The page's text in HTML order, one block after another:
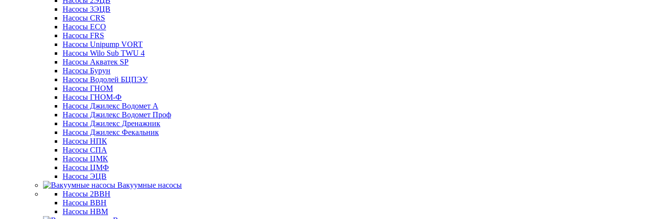
Насосы 3ЭЦВ
Насосы CRS
Насосы ECO
Насосы FRS
Насосы Unipump VORT
Насосы Wilo Sub TWU 4
Насосы Акватек SP
Насосы Бурун
Насосы Водолей БЦПЭУ
Насосы ГНОМ
Насосы ГНОМ-Ф
Насосы Джилекс Водомет А
Насосы Джилекс Водомет Проф
Насосы Джилекс Дренажник
Насосы Джилекс Фекальник
Насосы НПК
Насосы СПА
Насосы ЦМК
Насосы ЦМФ
Насосы ЭЦВ
Вакуумные насосы
Насосы 2ВВН
Насосы ВВН
Насосы НВМ